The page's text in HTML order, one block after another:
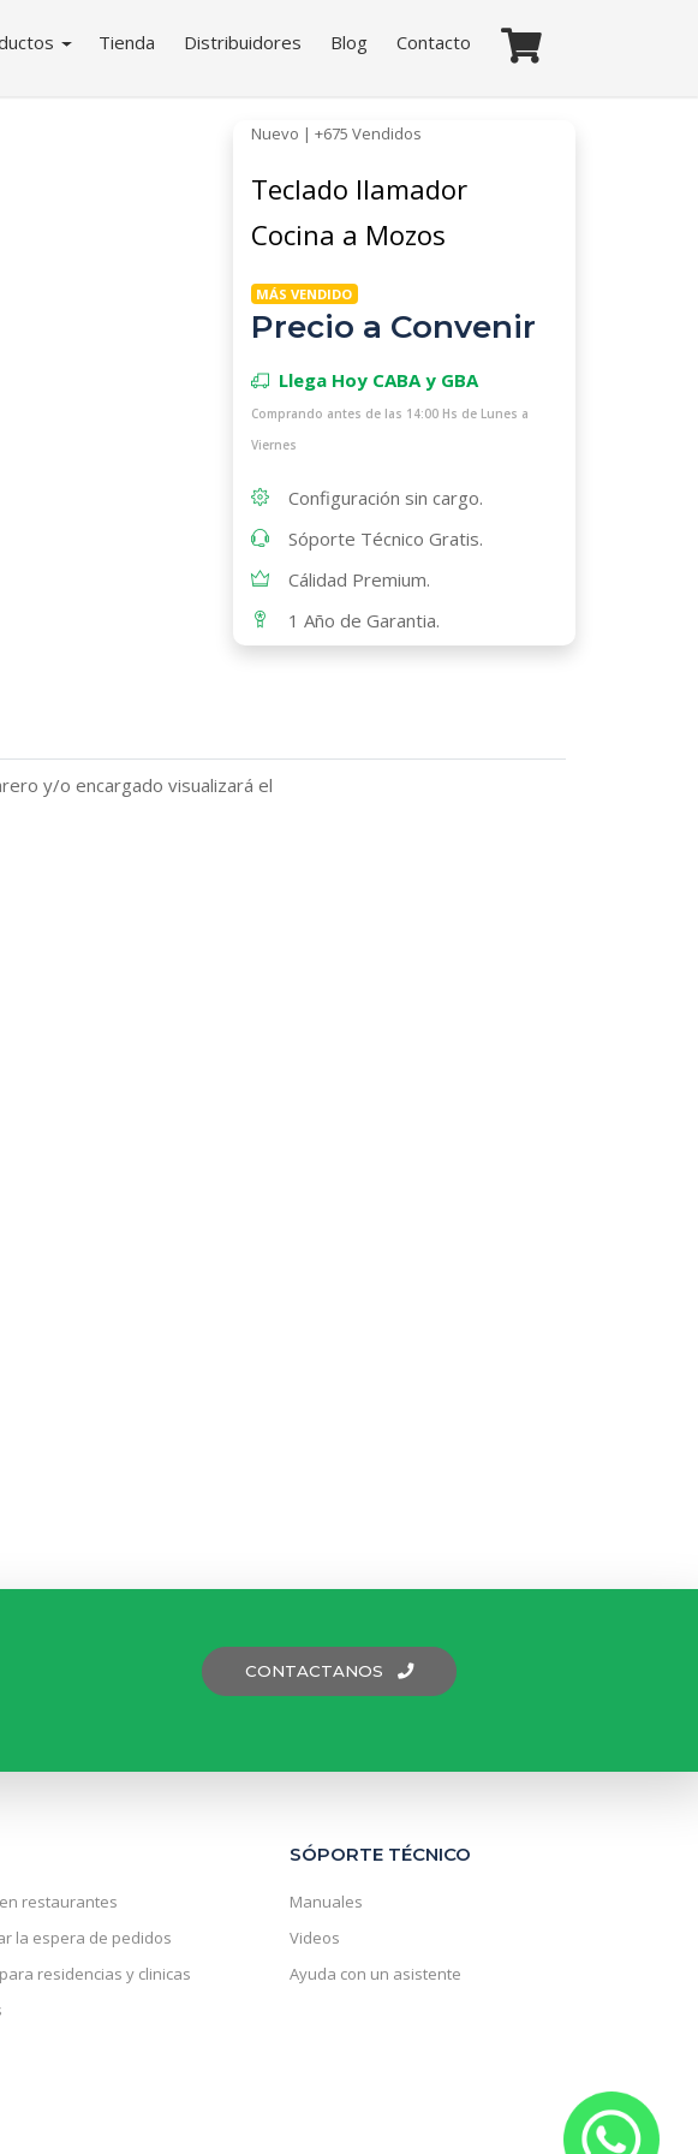
Tienda Distribuidores Blog Contacto
Nuevo | +675 Vendidos
Teclado llamador
Cocina a Mozos
MÁS VENDIDO
Precio a Convenir
Llega Hoy CABA y GBA
Comprando antes de las 14:00 Hs de Lunes a
Viernes
Configuración sin cargo.
Sóporte Técnico Gratis.
Cálidad Premium.
1 Año de Garantia.
y/o encargado visualizará el
CONTACTANOS
restaurantes
la espera de pedidos
residencias y clinicas
SÓPORTE TÉCNICO
Manuales
Videos
Ayuda con un asistente